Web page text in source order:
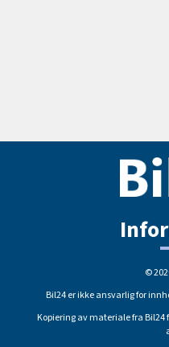
©
Bil24 er ikke ansvarlig for
Kopiering av materiale fra